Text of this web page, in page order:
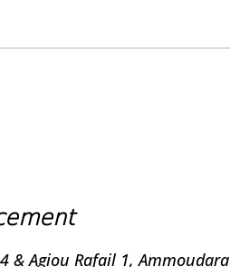
& Agiou Rafail 1, Ammoudara